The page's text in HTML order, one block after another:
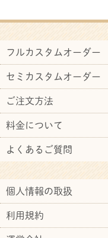
フルカスタムオーダー
セミカスタムオーダー
ご注文方法
料金について
よくあるご質問
個人情報の取扱
利用規約